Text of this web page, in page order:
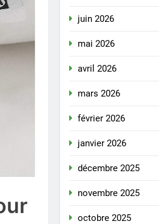
juin 2026
mai 2026
avril 2026
mars 2026
février 2026
janvier 2026
décembre 2025
novembre 2025
octobre 2025